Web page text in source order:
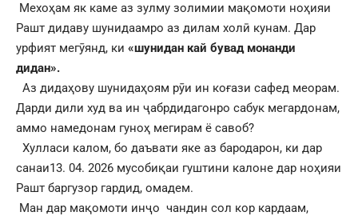
Мехоҳам як каме аз зулму золимии мақомоти ноҳияи
Рашт дидаву шунидаамро аз дилам холӣ кунам. Дар
урфият мегӯянд, ки «шунидан кай бувад монанди
дидан».
Аз дидаҳову шунидаҳоям рӯи ин коғази сафед меорам.
Дарди дили худ ва ин ҷабрдидагонро сабук мегардонам,
аммо намедонам гуноҳ мегирам ё савоб?
Хулласи калом, бо даъвати яке аз бародарон, ки дар
санаи13. 04. 2026 мусобиқаи гуштини калоне дар ноҳияи
Рашт баргузор гардид, омадем.
Ман дар мақомоти инҷо чандин сол кор кардаам,